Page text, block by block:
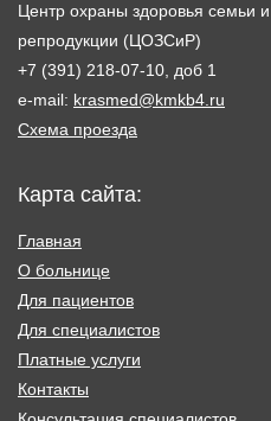
Центр охраны здоровья семьи и
репродукции (ЦОЗСиР)
+7 (391) 218-07-10, доб 1
e-mail: krasmed@kmkb4.ru
Схема проезда
Карта сайта:
Главная
О больнице
Для пациентов
Для специалистов
Платные услуги
Контакты